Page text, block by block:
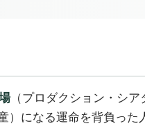
（プロダクション・シ
）になる運命を背負った